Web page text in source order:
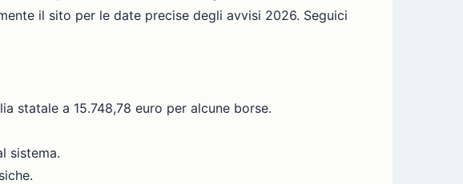
il sito per le date precise degli avvisi 2026. Seguici
statale a 15.748,78 euro per alcune borse.
sistema.